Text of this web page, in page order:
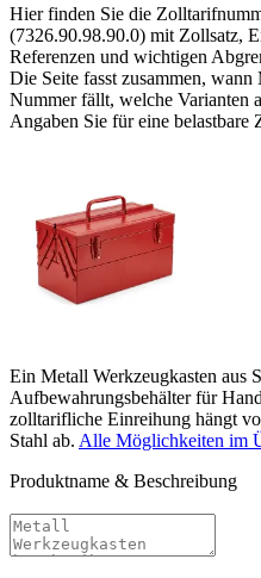
Hier finden Sie die
(7326.90.98.90.0) mit Zollsatz,
Referenzen und wichtigen
Die Seite fasst zusammen,
Nummer fällt, welche Varianten
Angaben Sie für eine belastbare
Ein Metall Werkzeugkasten aus
Aufbewahrungsbehälter für
zolltarifliche Einreihung hängt
Stahl ab. Alle Möglichkeiten im
Produktname & Beschreibung